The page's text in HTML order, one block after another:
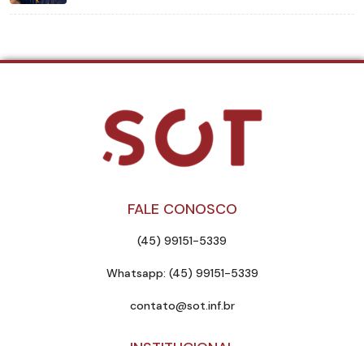
FALE CONOSCO
(45) 99151-5339
Whatsapp: (45) 99151-5339
contato@sot.inf.br